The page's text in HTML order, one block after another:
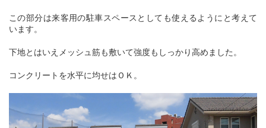
この部分は来客用の駐車スペースとしても使えるようにと考えて
います。
下地とはいえメッシュ筋も敷いて強度もしっかり高めました。
コンクリートを水平に均せはＯＫ。